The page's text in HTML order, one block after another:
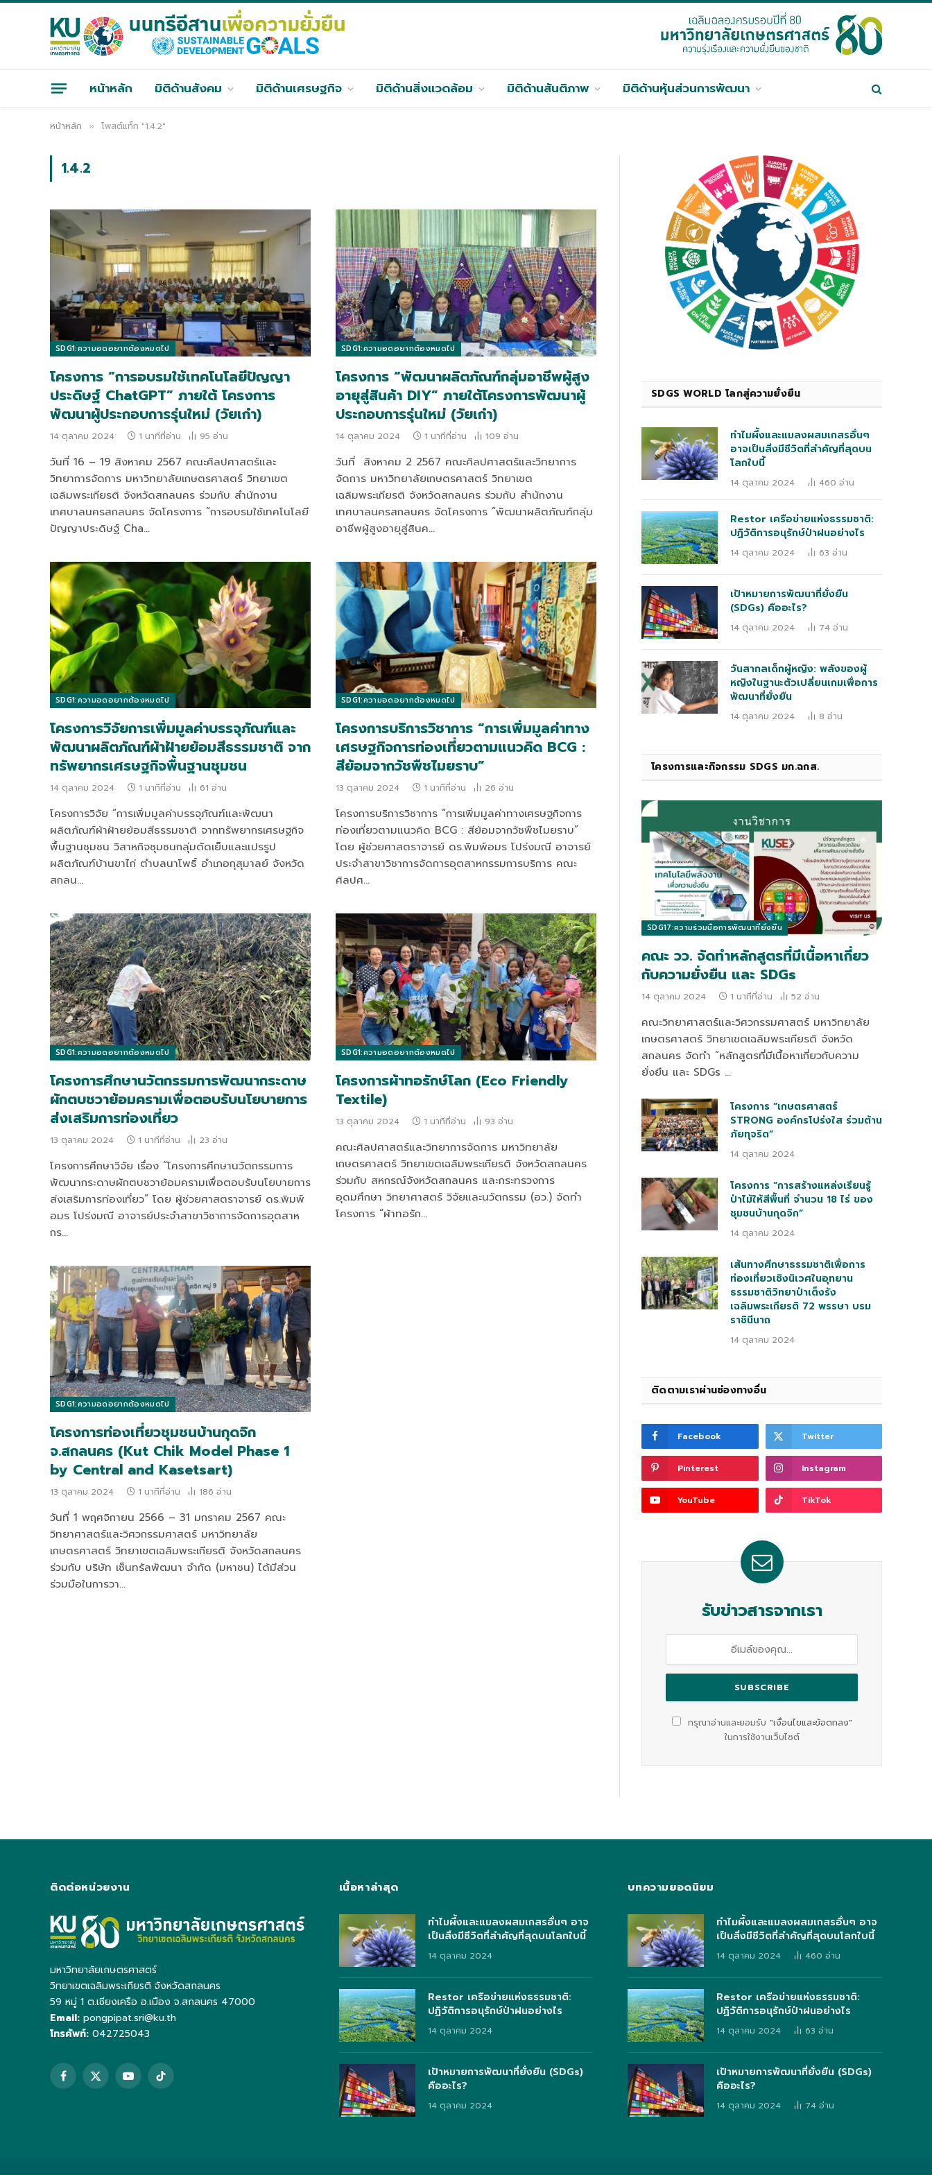
หน้าหลัก มิติด้านสังคม มิติด้านเศรษฐกิจ มิติด้านสิ่งแวดล้อม มิติด้านสันติภาพ มิติด้านหุ้นส่วนการพัฒนา
หน้าหลัก » โพสต์แท็ก "1.4.2"
1.4.2
SDG1:ความอดอยากต้องหมดไป
โครงการ “การอบรมใช้เทคโนโลยีปัญญา
ประดิษฐ์ ChatGPT” ภายใต้ โครงการ
พัฒนาผู้ประกอบการรุ่นใหม่ (วัยเก๋า)
14 ตุลาคม 2024 1 นาทีที่อ่าน 95 อ่าน
วันที่ 16 – 19 สิงหาคม 2567 คณะศิลปศาสตร์และ
วิทยาการจัดการ มหาวิทยาลัยเกษตรศาสตร์ วิทยาเขต
เฉลิมพระเกียรติ จังหวัดสกลนคร ร่วมกับ สำนักงาน
เทศบาลนครสกลนคร จัดโครงการ “การอบรมใช้เทคโนโลยี
ปัญญาประดิษฐ์ Cha…
SDG1:ความอดอยากต้องหมดไป
โครงการ “พัฒนาผลิตภัณฑ์กลุ่มอาชีพผู้สูง
อายุสู่สินค้า DIY” ภายใต้โครงการพัฒนาผู้
ประกอบการรุ่นใหม่ (วัยเก๋า)
14 ตุลาคม 2024 1 นาทีที่อ่าน 109 อ่าน
วันที่ สิงหาคม 2 2567 คณะศิลปศาสตร์และวิทยาการ
จัดการ มหาวิทยาลัยเกษตรศาสตร์ วิทยาเขต
เฉลิมพระเกียรติ จังหวัดสกลนคร ร่วมกับ สำนักงาน
เทศบาลนครสกลนคร จัดโครงการ “พัฒนาผลิตภัณฑ์กลุ่ม
อาชีพผู้สูงอายุสู่สินค…
SDG1:ความอดอยากต้องหมดไป
โครงการวิจัยการเพิ่มมูลค่าบรรจุภัณฑ์และ
พัฒนาผลิตภัณฑ์ผ้าฝ้ายย้อมสีธรรมชาติ จาก
ทรัพยากรเศรษฐกิจพื้นฐานชุมชน
14 ตุลาคม 2024 1 นาทีที่อ่าน 61 อ่าน
โครงการวิจัย “การเพิ่มมูลค่าบรรจุภัณฑ์และพัฒนา
ผลิตภัณฑ์ผ้าฝ้ายย้อมสีธรรมชาติ จากทรัพยากรเศรษฐกิจ
พื้นฐานชุมชน วิสาหกิจชุมชนกลุ่มตัดเย็บและแปรรูป
ผลิตภัณฑ์บ้านขาไก่ ตำบลนาโพธิ์ อำเภอกุสุมาลย์ จังหวัด
สกลน…
SDG1:ความอดอยากต้องหมดไป
โครงการบริการวิชาการ “การเพิ่มมูลค่าทาง
เศรษฐกิจการท่องเที่ยวตามแนวคิด BCG :
สีย้อมจากวัชพืชไมยราบ”
13 ตุลาคม 2024 1 นาทีที่อ่าน 26 อ่าน
โครงการบริการวิชาการ “การเพิ่มมูลค่าทางเศรษฐกิจการ
ท่องเที่ยวตามแนวคิด BCG : สีย้อมจากวัชพืชไมยราบ”
โดย ผู้ช่วยศาสตราจารย์ ดร.พิมพ์อมร โปร่งมณี อาจารย์
ประจำสาขาวิชาการจัดการอุตสาหกรรมการบริการ คณะ
ศิลปศ…
SDG1:ความอดอยากต้องหมดไป
โครงการศึกษานวัตกรรมการพัฒนากระดาษ
ผักตบชวาย้อมครามเพื่อตอบรับนโยบายการ
ส่งเสริมการท่องเที่ยว
13 ตุลาคม 2024 1 นาทีที่อ่าน 23 อ่าน
โครงการศึกษาวิจัย เรื่อง “โครงการศึกษานวัตกรรมการ
พัฒนากระดาษผักตบชวาย้อมครามเพื่อตอบรับนโยบายการ
ส่งเสริมการท่องเที่ยว” โดย ผู้ช่วยศาสตราจารย์ ดร.พิมพ์
อมร โปร่งมณี อาจารย์ประจำสาขาวิชาการจัดการอุตสาห
กร…
SDG1:ความอดอยากต้องหมดไป
โครงการผ้าทอรักษ์โลก (Eco Friendly
Textile)
13 ตุลาคม 2024 1 นาทีที่อ่าน 93 อ่าน
คณะศิลปศาสตร์และวิทยาการจัดการ มหาวิทยาลัย
เกษตรศาสตร์ วิทยาเขตเฉลิมพระเกียรติ จังหวัดสกลนคร
ร่วมกับ สหกรณ์จังหวัดสกลนคร และกระทรวงการ
อุดมศึกษา วิทยาศาสตร์ วิจัยและนวัตกรรม (อว.) จัดทำ
โครงการ “ผ้าทอรัก…
SDG1:ความอดอยากต้องหมดไป
โครงการท่องเที่ยวชุมชนบ้านกุดจิก
จ.สกลนคร (Kut Chik Model Phase 1
by Central and Kasetsart)
13 ตุลาคม 2024 1 นาทีที่อ่าน 186 อ่าน
วันที่ 1 พฤศจิกายน 2566 – 31 มกราคม 2567 คณะ
วิทยาศาสตร์และวิศวกรรมศาสตร์ มหาวิทยาลัย
เกษตรศาสตร์ วิทยาเขตเฉลิมพระเกียรติ จังหวัดสกลนคร
ร่วมกับ บริษัท เซ็นทรัลพัฒนา จำกัด (มหาชน) ได้มีส่วน
ร่วมมือในการวา…
SDGS WORLD โลกสู่ความยั่งยืน
ทำไมผึ้งและแมลงผสมเกสรอื่นๆ
อาจเป็นสิ่งมีชีวิตที่สำคัญที่สุดบน
โลกใบนี้
14 ตุลาคม 2024 460 อ่าน
Restor เครือข่ายแห่งธรรมชาติ:
ปฏิวัติการอนุรักษ์ป่าฝนอย่างไร
14 ตุลาคม 2024 63 อ่าน
เป้าหมายการพัฒนาที่ยั่งยืน
(SDGs) คืออะไร?
14 ตุลาคม 2024 74 อ่าน
วันสากลเด็กผู้หญิง: พลังของผู้
หญิงในฐานะตัวเปลี่ยนเกมเพื่อการ
พัฒนาที่ยั่งยืน
14 ตุลาคม 2024 8 อ่าน
โครงการและกิจกรรม SDGS มก.ฉกส.
SDG17:ความร่วมมือการพัฒนาที่ยั่งยืน
คณะ วว. จัดทำหลักสูตรที่มีเนื้อหาเกี่ยว
กับความยั่งยืน และ SDGs
14 ตุลาคม 2024 1 นาทีที่อ่าน 52 อ่าน
คณะวิทยาศาสตร์และวิศวกรรมศาสตร์ มหาวิทยาลัย
เกษตรศาสตร์ วิทยาเขตเฉลิมพระเกียรติ จังหวัด
สกลนคร จัดทำ “หลักสูตรที่มีเนื้อหาเกี่ยวกับความ
ยั่งยืน และ SDGs …
โครงการ “เกษตรศาสตร์
STRONG องค์กรโปร่งใส ร่วมต้าน
ภัยทุจริต”
14 ตุลาคม 2024
โครงการ “การสร้างแหล่งเรียนรู้
ป่าไม้ให้สีพื้นที่ จำนวน 18 ไร่ ของ
ชุมชนบ้านกุดจิก”
14 ตุลาคม 2024
เส้นทางศึกษาธรรมชาติเพื่อการ
ท่องเที่ยวเชิงนิเวศในอุทยาน
ธรรมชาติวิทยาป่าเต็งรัง
เฉลิมพระเกียรติ 72 พรรษา บรม
ราชินีนาถ
14 ตุลาคม 2024
ติดตามเราผ่านช่องทางอื่น
Facebook Twitter
Pinterest Instagram
YouTube TikTok
รับข่าวสารจากเรา
กรุณาอ่านและยอมรับ "เงื่อนไขและข้อตกลง"
ในการใช้งานเว็บไซต์
ติดต่อหน่วยงาน
มหาวิทยาลัยเกษตรศาสตร์
วิทยาเขตเฉลิมพระเกียรติ จังหวัดสกลนคร
59 หมู่ 1 ต.เชียงเครือ อ.เมือง จ.สกลนคร 47000
Email: pongpipat.sri@ku.th
โทรศัพท์: 042725043
Facebook
X
YouTubeTikTok
เนื้อหาล่าสุด
ทำไมผึ้งและแมลงผสมเกสรอื่นๆ อาจ
เป็นสิ่งมีชีวิตที่สำคัญที่สุดบนโลกใบนี้
14 ตุลาคม 2024
Restor เครือข่ายแห่งธรรมชาติ:
ปฏิวัติการอนุรักษ์ป่าฝนอย่างไร
14 ตุลาคม 2024
เป้าหมายการพัฒนาที่ยั่งยืน (SDGs)
คืออะไร?
14 ตุลาคม 2024
บทความยอดนิยม
ทำไมผึ้งและแมลงผสมเกสรอื่นๆ อาจ
เป็นสิ่งมีชีวิตที่สำคัญที่สุดบนโลกใบนี้
14 ตุลาคม 2024 460อ่าน
Restor เครือข่ายแห่งธรรมชาติ:
ปฏิวัติการอนุรักษ์ป่าฝนอย่างไร
14 ตุลาคม 2024 63อ่าน
เป้าหมายการพัฒนาที่ยั่งยืน (SDGs)
คืออะไร?
14 ตุลาคม 2024 74อ่าน